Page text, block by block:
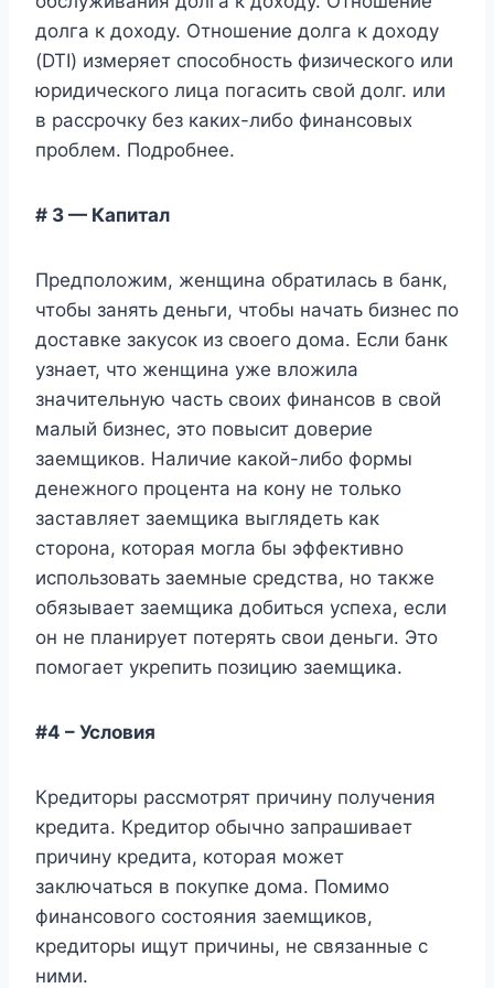
долга к доходу. Отношение долга к доходу
(DTI) измеряет способность физического или
юридического лица погасить свой долг. или
в рассрочку без каких-либо финансовых
проблем. Подробнее.
# 3 — Капитал
Предположим, женщина обратилась в банк,
чтобы занять деньги, чтобы начать бизнес по
доставке закусок из своего дома. Если банк
узнает, что женщина уже вложила
значительную часть своих финансов в свой
малый бизнес, это повысит доверие
заемщиков. Наличие какой-либо формы
денежного процента на кону не только
заставляет заемщика выглядеть как
сторона, которая могла бы эффективно
использовать заемные средства, но также
обязывает заемщика добиться успеха, если
он не планирует потерять свои деньги. Это
помогает укрепить позицию заемщика.
#4 – Условия
Кредиторы рассмотрят причину получения
кредита. Кредитор обычно запрашивает
причину кредита, которая может
заключаться в покупке дома. Помимо
финансового состояния заемщиков,
кредиторы ищут причины, не связанные с
ними.